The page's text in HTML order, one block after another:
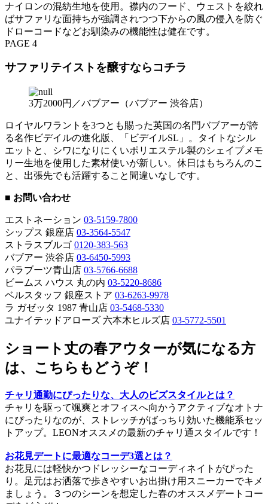
ナイロンの混紡生地を使用。襟内のフード、ウェストを絞れ
ばサファリな面持ちが強調されつつ下からの風の侵入を防ぐ
ドローコードなどお馴染みの機能性は健在です。
PAGE 4
サファリテイストを醸すならコチラ
3万2000円／バブアー（バブアー 渋谷店）
ロイヤルワラントを3つとも賜った英国の名門バブアーが誇
る名作ビデイルの進化版、「ビデイルSL」。タイトなシル
エットと、シワになりにくいポリエステル製のシェイプメモ
リー生地を使用した素材使いが新しい。休日はもちろんのこ
と、出張先でも活躍すること間違いなしです。
■ お問い合わせ
エストネーション 03-5159-7800
シップス 銀座店 03-3564-5547
ストラスブルゴ 0120-383-563
バブアー 渋谷店 03-6450-5993
パラブーツ青山店 03-5766-6688
ビームス ハウス 丸の内 03-5220-8686
ベルスタッフ 銀座ストア 03-6263-9978
ラ ガゼッタ 1987 青山店 03-5468-5330
ユナイテッドアローズ 六本木ヒルズ店 03-5772-5501
ショート丈の春アウターが気になる方
は、こちらもどうぞ！
チャリ通勤にぴったりな、大人のビズスタイルとは？
チャリを駆って颯爽とオフィスへ向かうアクティブなオトナ
にぴったりなのが、ストレッチがばっちり効いた機能系セッ
トアップ。LEONオススメの最新のチャリ通スタイルです！
お花見デートに最適なコーデ3選とは？
お花見には軽快かつドレッシーなコーディネイトがぴった
り。足元はお洒落で歩きやすいお出掛け用スニーカーでキメ
ましょう。３つのシーンを想定した春のオススメデートコー